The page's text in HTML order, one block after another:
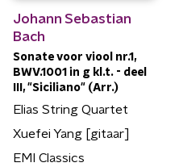
Johann Sebastian
Bach
Sonate voor viool nr.1,
BWV.1001 in g kl.t. - deel
III, "Siciliano" (Arr.)
Elias String Quartet
Xuefei Yang [gitaar]
EMI Classics